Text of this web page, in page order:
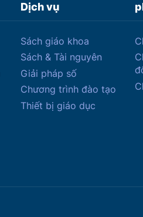
Dịch vụ
Sách giáo khoa
Sách & Tài nguyên
Giải pháp số
Chương trình đào tạo
Thiết bị giáo dục